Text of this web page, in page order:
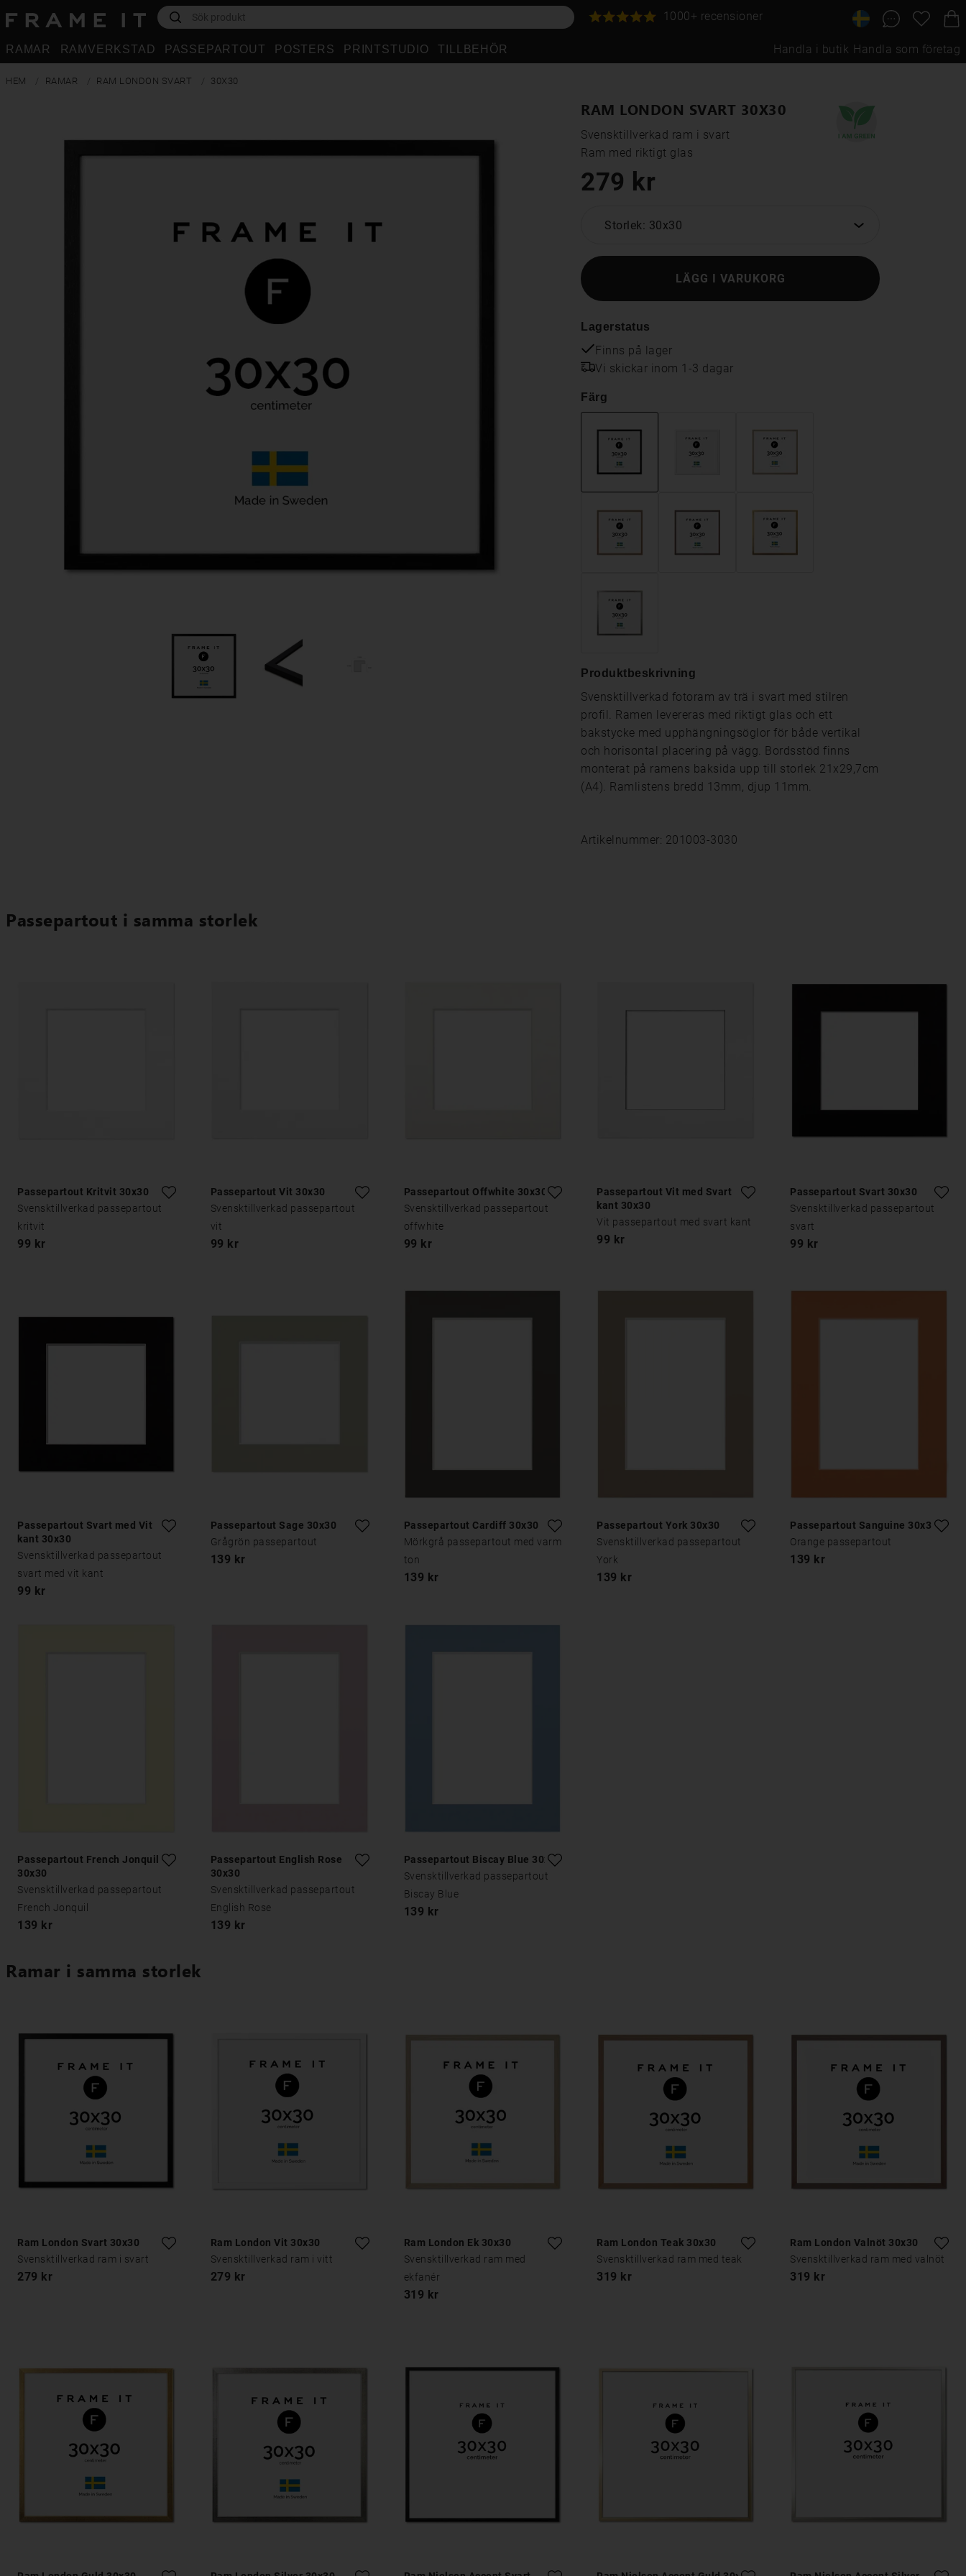
1000+ recensioner
RAMAR RAMVERKSTAD PASSEPARTOUT POSTERS PRINTSTUDIO TILLBEHÖR Handla i butik Handla som företag
HEM RAMAR RAM LONDON SVART 30X30
RAM LONDON SVART 30X30
Svensktillverkad ram i svart
Ram med riktigt glas
279 kr
Storlek: 30x30
LÄGG I VARUKORG
Lagerstatus
Finns på lager
Vi skickar inom 1-3 dagar
Färg
Produktbeskrivning
Svensktillverkad fotoram av trä i svart med stilren
profil. Ramen levereras med riktigt glas och ett
bakstycke med upphängningsöglor för både vertikal
och horisontal placering på vägg. Bordsstöd finns
monterat på ramens baksida upp till storlek 21x29,7cm
(A4). Ramlistens bredd 13mm, djup 11mm.
Artikelnummer: 201003-3030
Passepartout i samma storlek
Passepartout Kritvit 30x30
Svensktillverkad passepartout
kritvit
99 kr
Passepartout Vit 30x30
Svensktillverkad passepartout
vit
99 kr
Passepartout Offwhite 30x30
Svensktillverkad passepartout
offwhite
99 kr
Passepartout Vit med Svart
kant 30x30
Vit passepartout med svart kant
99 kr
Passepartout Svart 30x30
Svensktillverkad passepartout
svart
99 kr
Passepartout Svart med Vit
kant 30x30
Svensktillverkad passepartout
svart med vit kant
99 kr
Passepartout Sage 30x30
Grågrön passepartout
139 kr
Passepartout Cardiff 30x30
Mörkgrå passepartout med varm
ton
139 kr
Passepartout York 30x30
Svensktillverkad passepartout
York
139 kr
Passepartout Sanguine 30x30
Orange passepartout
139 kr
Passepartout French Jonquil
30x30
Svensktillverkad passepartout
French Jonquil
139 kr
Passepartout English Rose
30x30
Svensktillverkad passepartout
English Rose
139 kr
Passepartout Biscay Blue 30x30
Svensktillverkad passepartout
Biscay Blue
139 kr
Ramar i samma storlek
Ram London Svart 30x30
Svensktillverkad ram i svart
279 kr
Ram London Vit 30x30
Svensktillverkad ram i vitt
279 kr
Ram London Ek 30x30
Svensktillverkad ram med
ekfanér
319 kr
Ram London Teak 30x30
Svensktillverkad ram med teak
319 kr
Ram London Valnöt 30x30
Svensktillverkad ram med valnöt
319 kr